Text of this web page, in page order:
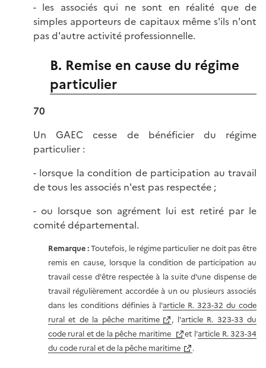
- les associés qui ne sont en réalité que de
simples apporteurs de capitaux même s'ils n'ont
pas d'autre activité professionnelle.
B. Remise en cause du régime
particulier
70
Un GAEC cesse de bénéficier du régime
particulier :
- lorsque la condition de participation au travail
de tous les associés n'est pas respectée ;
- ou lorsque son agrément lui est retiré par le
comité départemental.
Remarque :Toutefois, le régime particulier ne doit pas être
remis en cause, lorsque la condition de participation au
travail cesse d'être respectée à la suite d'une dispense de
travail régulièrement accordée à un ou plusieurs associés
dans les conditions définies à l'article R. 323-32 du code
rural et de la pêche maritime
, l'article R. 323-33 du
code rural et de la pêche maritime
et l'article R. 323-34
du code rural et de la pêche maritime
.